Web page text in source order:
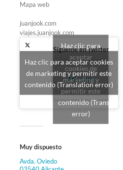
Mapa web
juanjook.com
viajes.juanjook.com
Sígueme en Twitter
Mis tuits
Haz clic para
aceptar
cookies de
marketing y
permitir este
contenido (Translation
error)
Haz clic para aceptar cookies
de marketing y permitir este
contenido (Translation error)
Muy dispuesto
Avda. Oviedo